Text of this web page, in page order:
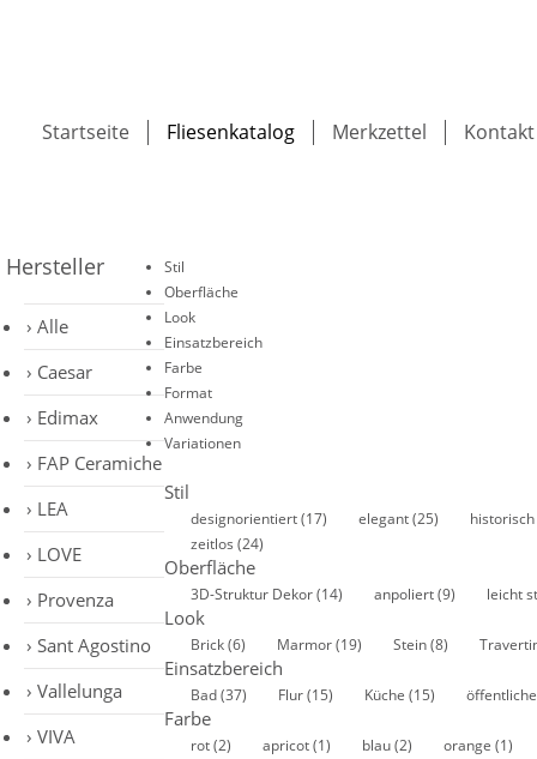
Startseite Fliesenkatalog Merkzettel Kontakt
Hersteller
Alle
Caesar
Edimax
FAP Ceramiche
LEA
LOVE
Provenza
Sant Agostino
Vallelunga
VIVA
Stil
Oberfläche
Look
Einsatzbereich
Farbe
Format
Anwendung
Variationen
Stil
designorientiert(17) elegant(25)
historisch
zeitlos (24)
Oberfläche
3D-Struktur Dekor(14) anpoliert(9) leicht
Look
Brick(6) Marmor(19) Stein(8)
Einsatzbereich
Bad(37) Flur(15) Küche (15)
Farbe
rot(2) apricot(1) blau(2) orange (1)